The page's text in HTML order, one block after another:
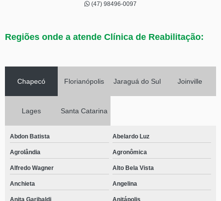
(47) 98496-0097
Regiões onde a atende Clínica de Reabilitação:
Chapecó Florianópolis Jaraguá do Sul Joinville
Lages Santa Catarina
Abdon Batista Abelardo Luz
Agrolândia Agronômica
Alfredo Wagner Alto Bela Vista
Anchieta Angelina
Anita Garibaldi Anitápolis